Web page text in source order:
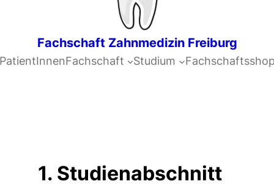
Fachschaft Zahnmedizin Freiburg
PatientInnenFachschaft Studium Fachschaftsshop
1. Studienabschnitt